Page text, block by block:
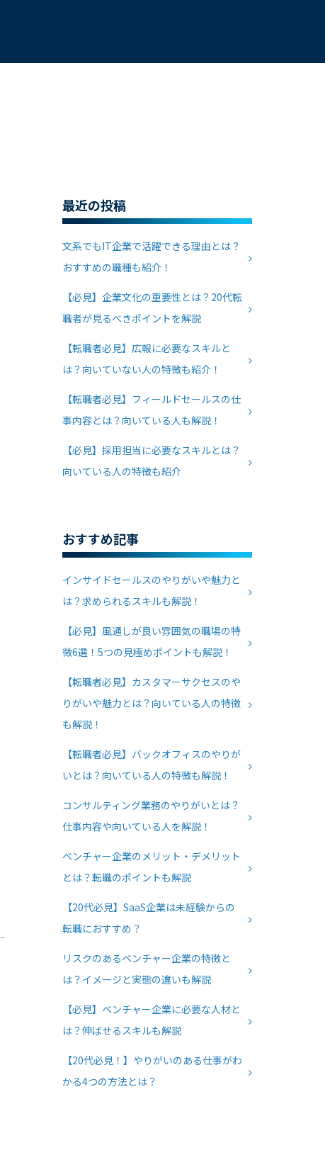
最近の投稿
文系でもIT企業で活躍できる理由とは？
おすすめの職種も紹介！
【必見】企業文化の重要性とは？20代転
職者が見るべきポイントを解説
【転職者必見】広報に必要なスキルと
は？向いていない人の特徴も紹介！
【転職者必見】フィールドセールスの仕
事内容とは？向いている人も解説！
【必見】採用担当に必要なスキルとは？
向いている人の特徴も紹介
おすすめ記事
インサイドセールスのやりがいや魅力と
は？求められるスキルも解説！
【必見】風通しが良い雰囲気の職場の特
徴6選！5つの見極めポイントも解説！
【転職者必見】カスタマーサクセスのや
りがいや魅力とは？向いている人の特徴
も解説！
【転職者必見】バックオフィスのやりが
いとは？向いている人の特徴も解説！
コンサルティング業務のやりがいとは？
仕事内容や向いている人を解説！
ベンチャー企業のメリット・デメリット
とは？転職のポイントも解説
【20代必見】SaaS企業は未経験からの
転職におすすめ？
リスクのあるベンチャー企業の特徴と
は？イメージと実態の違いも解説
【必見】ベンチャー企業に必要な人材と
は？伸ばせるスキルも解説
【20代必見！】やりがいのある仕事がわ
かる4つの方法とは？